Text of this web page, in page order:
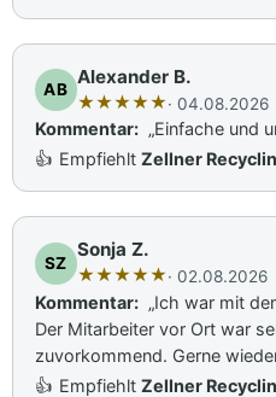
AB
Alexander B.
★★★★★· 04.08.2026
Kommentar: „Einfache und
👍 Empfiehlt Zellner
SZ
Sonja Z.
★★★★★· 02.08.2026
Kommentar: „Ich war mit
Der Mitarbeiter vor Ort war
zuvorkommend. Gerne
👍 Empfiehlt Zellner